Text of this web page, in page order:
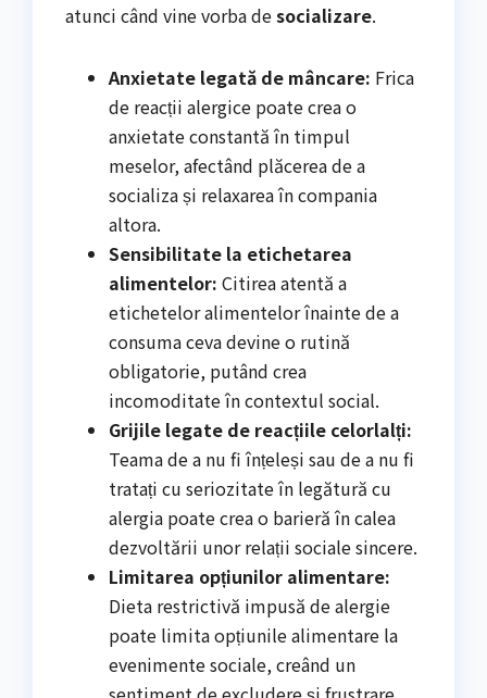
atunci când vine vorba desocializare.
Anxietate legată de mâncare: Frica
de reacții alergice poate crea o
anxietate constantă în timpul
meselor, afectând plăcerea de a
socializa și relaxarea în compania
altora.
Sensibilitate la etichetarea
alimentelor: Citirea atentă a
etichetelor alimentelor înainte de a
consuma ceva devine o rutină
obligatorie, putând crea
incomoditate în contextul social.
Grijile legate de reacțiile celorlalți:
Teama de a nu fi înțeleși sau de a nu fi
tratați cu seriozitate în legătură cu
alergia poate crea o barieră în calea
dezvoltării unor relații sociale sincere.
Limitarea opțiunilor alimentare:
Dieta restrictivă impusă de alergie
poate limita opțiunile alimentare la
evenimente sociale, creând un